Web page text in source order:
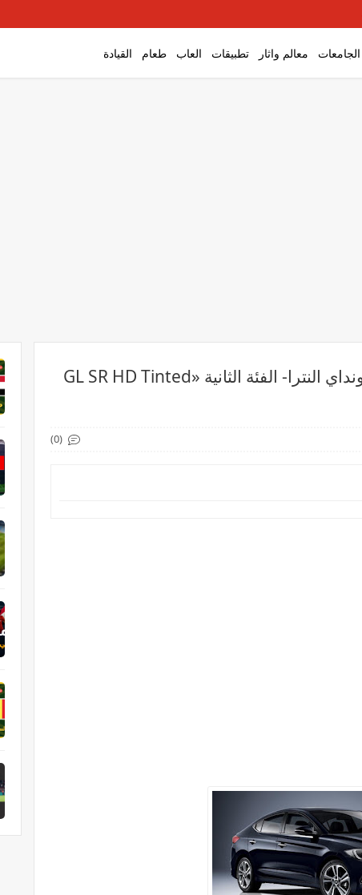
الجامعات معالم واثار تطبيقات العاب طعام القيادة
بتقسيط يصل الى سبع سنوات شراءهيونداي النترا- الفئة الثانية «GL SR HD Tinted
(0)